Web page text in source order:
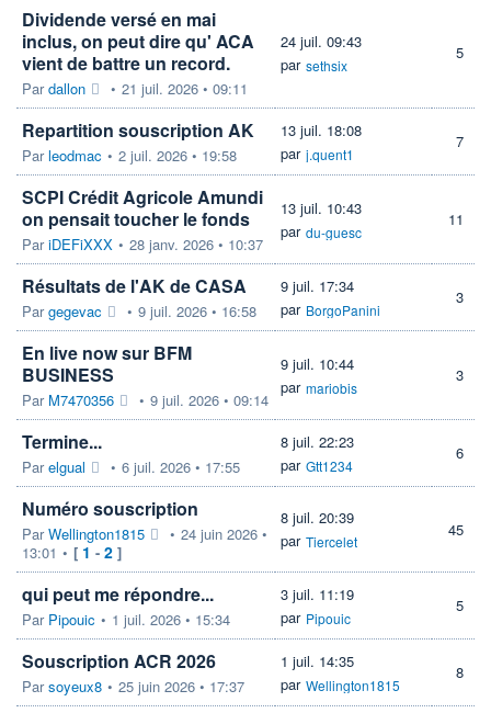
Dividende versé en mai
inclus, on peut dire qu' ACA
vient de battre un record.
Pardallon • 21 juil. 2026 • 09:11
24 juil. 09:43
par sethsix
5
Repartition souscription AK
Parleodmac • 2 juil. 2026 • 19:58
13 juil. 18:08
par j.quent1
7
SCPI Crédit Agricole Amundi
on pensait toucher le fonds
PariDEFiXXX • 28 janv. 2026 • 10:37
13 juil. 10:43
par du-guesc
11
Résultats de l'AK de CASA
Pargegevac • 9 juil. 2026 • 16:58
9 juil. 17:34
par BorgoPanini
3
En live now sur BFM
BUSINESS
Par M7470356 • 9 juil. 2026 • 09:14
9 juil. 10:44
par mariobis
3
Termine...
Parelgual • 6 juil. 2026 • 17:55
8 juil. 22:23
par Gtt1234
6
Numéro souscription
ParWellington1815 • 24 juin 2026 •
13:01 • [ 1 - 2 ]
8 juil. 20:39
par Tiercelet
45
qui peut me répondre...
Par Pipouic • 1 juil. 2026 • 15:34
3 juil. 11:19
par Pipouic
5
Souscription ACR 2026
Parsoyeux8 • 25 juin 2026 • 17:37
1 juil. 14:35
par Wellington1815
8